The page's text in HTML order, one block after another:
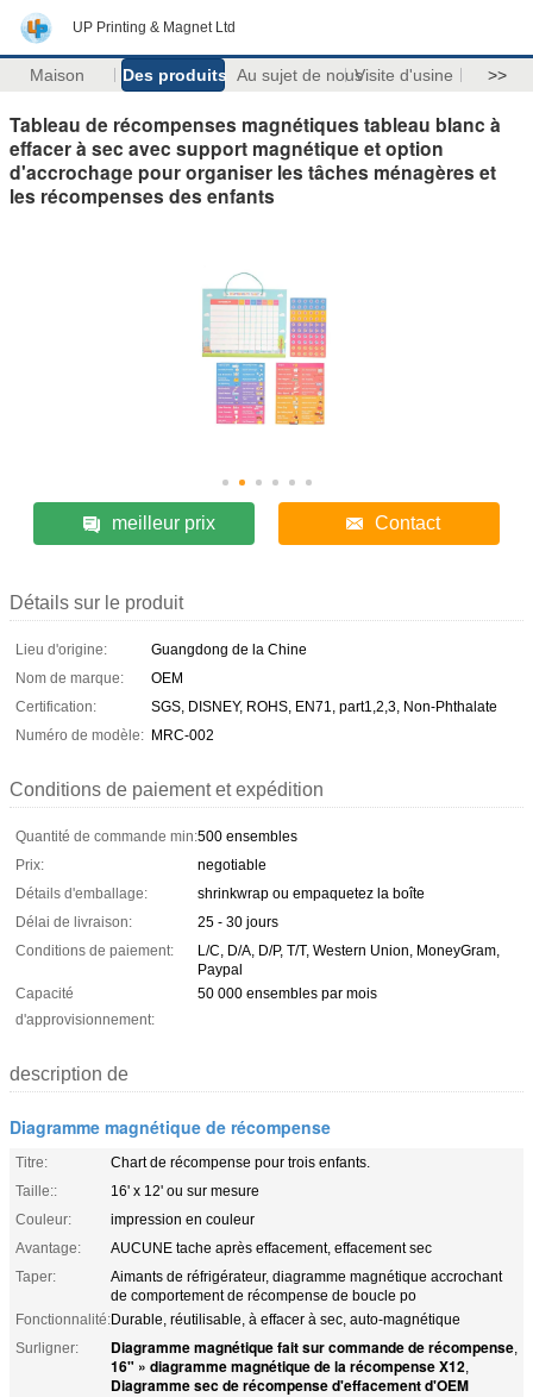
UP Printing & Magnet Ltd
Maison Des produits Au sujet de nousVisite d'usine >>
Tableau de récompenses magnétiques tableau blanc à
effacer à sec avec support magnétique et option
d'accrochage pour organiser les tâches ménagères et
les récompenses des enfants
meilleur prix Contact
Détails sur le produit
Lieu d'origine:
Guangdong de la Chine
Nom de marque:
OEM
Certification:
SGS, DISNEY, ROHS, EN71, part1,2,3, Non-Phthalate
Numéro de modèle: MRC-002
Conditions de paiement et expédition
Quantité de commande min:500 ensembles
Prix:
negotiable
Détails d'emballage:
shrinkwrap ou empaquetez la boîte
Délai de livraison:
25 - 30 jours
Conditions de paiement:
L/C, D/A, D/P, T/T, Western Union, MoneyGram,
Paypal
Capacité
d'approvisionnement:
50 000 ensembles par mois
description de
Diagramme magnétique de récompense
Titre:
Chart de récompense pour trois enfants.
Taille::
16' x 12' ou sur mesure
Couleur:
impression en couleur
Avantage:
AUCUNE tache après effacement, effacement sec
Taper:
Aimants de réfrigérateur, diagramme magnétique accrochant
de comportement de récompense de boucle po
Fonctionnalité:Durable, réutilisable, à effacer à sec, auto-magnétique
Surligner:
Diagramme magnétique fait sur commande de récompense,
16" » diagramme magnétique de la récompense X12,
Diagramme sec de récompense d'effacement d'OEM